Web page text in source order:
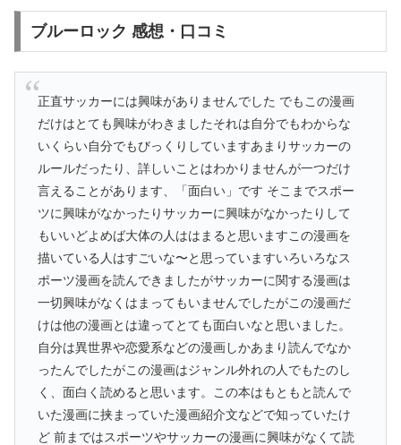
ブルーロック 感想・口コミ
正直サッカーには興味がありませんでした でもこの漫画
だけはとても興味がわきましたそれは自分でもわからな
いくらい自分でもびっくりしていますあまりサッカーの
ルールだったり、詳しいことはわかりませんが一つだけ
言えることがあります、「面白い」です そこまでスポー
ツに興味がなかったりサッカーに興味がなかったりして
もいいどよめば大体の人ははまると思いますこの漫画を
描いている人はすごいな〜と思っていますいろいろなス
ポーツ漫画を読んできましたがサッカーに関する漫画は
一切興味がなくはまってもいませんでしたがこの漫画だ
けは他の漫画とは違ってとても面白いなと思いました。
自分は異世界や恋愛系などの漫画しかあまり読んでなか
ったんでしたがこの漫画はジャンル外れの人でもたのし
く、面白く読めると思います。この本はもともと読んで
いた漫画に挟まっていた漫画紹介文などで知っていたけ
ど 前まではスポーツやサッカーの漫画に興味がなくて読